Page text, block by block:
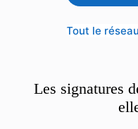
Tout le
Les signatures